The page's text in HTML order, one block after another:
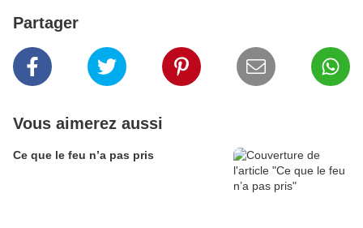
Partager
Vous aimerez aussi
Ce que le feu n’a pas pris